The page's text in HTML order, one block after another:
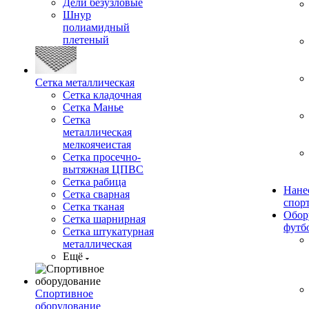
Дели безузловые
Шнур
полиамидный
плетеный
Сетка металлическая
Сетка кладочная
Сетка Манье
Сетка
металлическая
мелкоячеистая
Сетка просечно-
вытяжная ЦПВС
Сетка рабица
Сетка сварная
Сетка тканая
Сетка шарнирная
Сетка штукатурная
металлическая
Ещё
Спортивное
оборудование